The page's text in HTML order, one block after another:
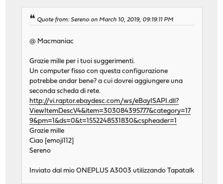
Quote from: Sereno on March 10, 2019, 09:19:11 PM
@ Macmaniac
Grazie mille per i tuoi suggerimenti.
Un computer fisso con questa configurazione
potrebbe andar bene? a cui dovrei aggiungere una
seconda scheda di rete.
http://vi.raptor.ebaydesc.com/ws/eBayISAPI.dll?
ViewItemDescV4&item=303084395777&category=17
9&pm=1&ds=0&t=1552248531830&cspheader=1
Grazie mille
Ciao [emoji112]
Sereno
Inviato dal mio ONEPLUS A3003 utilizzando Tapatalk